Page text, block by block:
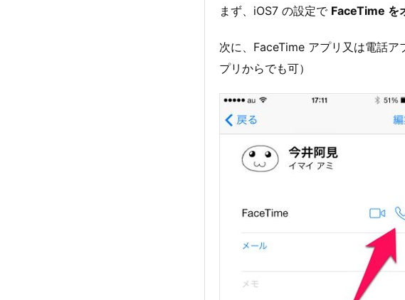
まず、iOS7 の設定で FaceTime を
次に、FaceTime アプリ又は電話ア
プリからでも可）